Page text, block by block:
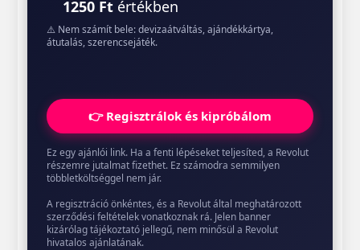
1250 Ft értékben
⚠️ Nem számít bele: devizaátváltás, ajándékkártya,
átutalás, szerencsejáték.
👉 Regisztrálok és kipróbálom
Ez egy ajánlói link. Ha a fenti lépéseket teljesíted, a Revolut
részemre jutalmat fizethet. Ez számodra semmilyen
többletköltséggel nem jár.
A regisztráció önkéntes, és a Revolut által meghatározott
szerződési feltételek vonatkoznak rá. Jelen banner
kizárólag tájékoztató jellegű, nem minősül a Revolut
hivatalos ajánlatának.